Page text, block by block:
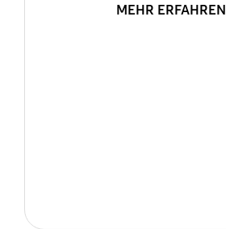
MEHR ERFAHREN